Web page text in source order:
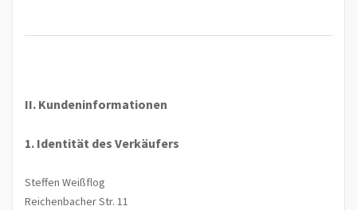
II. Kundeninformationen
1. Identität des Verkäufers
Steffen Weißflog
Reichenbacher Str. 11